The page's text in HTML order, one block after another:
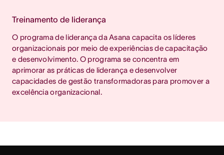
Treinamento de liderança
O programa de liderança da Asana capacita os líderes
organizacionais por meio de experiências de capacitação
e desenvolvimento. O programa se concentra em
aprimorar as práticas de liderança e desenvolver
capacidades de gestão transformadoras para promover a
excelência organizacional.